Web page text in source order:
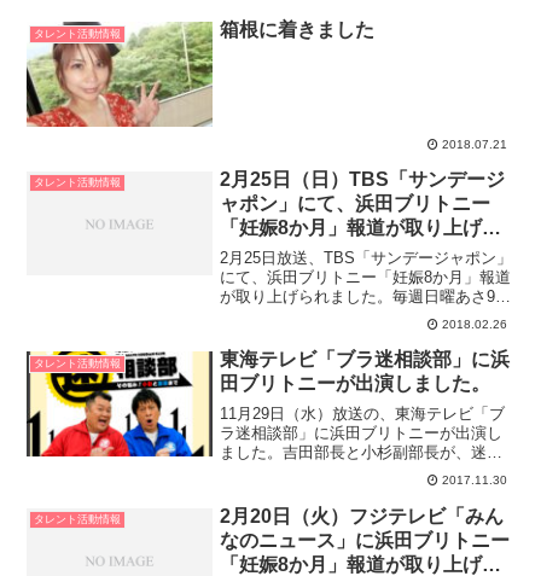
タレント活動情報 箱根に着きました
2018.07.21
タレント活動情報
2月25日（日）TBS「サンデージ
ャポン」にて、浜田ブリトニー
「妊娠8か月」報道が取り上げら
れました。
2月25日放送、TBS「サンデージャポン」
にて、浜田ブリトニー「妊娠8か月」報道
が取り上げられました。毎週日曜あさ9時
54分からTBSテレビで放送「サンデー・
ジャポン」の公式ページです。爆笑問題
が日曜の朝におとどけするニュースバラ
エティ！サ...
2018.02.26
タレント活動情報
東海テレビ「ブラ迷相談部」に浜
田ブリトニーが出演しました。
11月29日（水）放送の、東海テレビ「ブ
ラ迷相談部」に浜田ブリトニーが出演し
ました。吉田部長と小杉副部長が、迷い
人たちの悩みを本気で解決します！解決
策を受け入れれば「入部」となるこの部
活！「部員」をひとりでも増やすため、
頑張ります！ブラ迷相...
2017.11.30
タレント活動情報
2月20日（火）フジテレビ「みん
なのニュース」に浜田ブリトニー
「妊娠8か月」報道が取り上げら